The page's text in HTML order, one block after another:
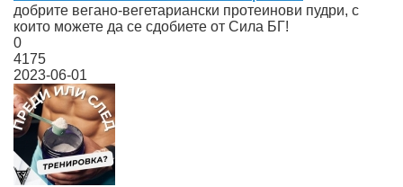
добрите вегано-вегетариански протеинови пудри, с
които можете да се сдобиете от Сила БГ!
0
4175
2023-06-01